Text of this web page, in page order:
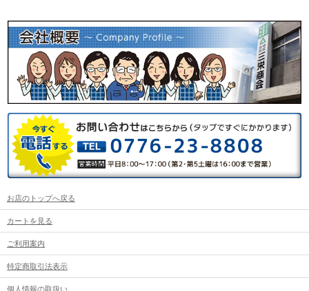
お店のトップへ戻る
カートを見る
ご利用案内
特定商取引法表示
個人情報の取扱い